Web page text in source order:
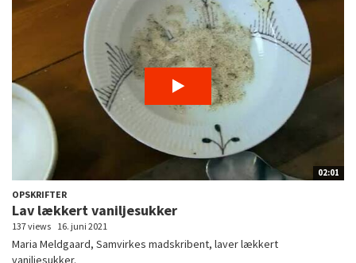
02:01
OPSKRIFTER
Lav lækkert vaniljesukker
137 views 16. juni 2021
Maria Meldgaard, Samvirkes madskribent, laver lækkert
vaniljesukker.